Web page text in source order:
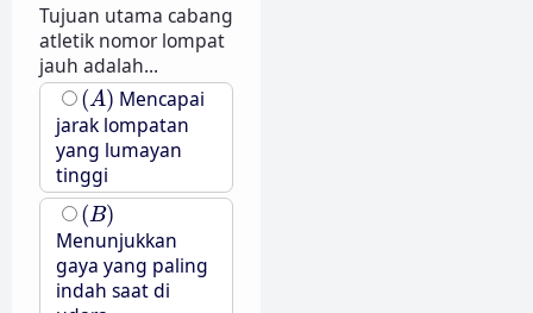
Tujuan utama cabang
atletik nomor lompat
jauh adalah...
(A)
(A) Mencapai
jarak lompatan
yang lumayan
tinggi
(B)
(B)
Menunjukkan
gaya yang paling
indah saat di